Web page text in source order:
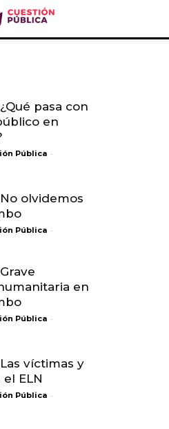
pasa con
en
Pública -
No olvidemos
Pública -
en
Pública -
víctimas y
ELN
Pública -